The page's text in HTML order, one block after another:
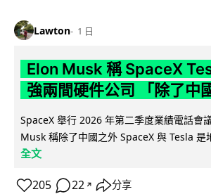
Lawton 1 日
Elon Musk 稱 SpaceX
強兩間硬件公司 「除了中
SpaceX 舉行 2026 年第二季度業績電話會
Musk 稱除了中國之外 SpaceX 與 Tesla 是
全文
205 22 ↗ 分享